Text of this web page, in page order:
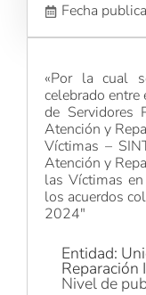
Fecha
«Por la cual
celebrado
de Servidores
Atención y
Víctimas –
Atención y
las Víctimas
los acuerdos
2024″
Entidad:
Reparación
Nivel de